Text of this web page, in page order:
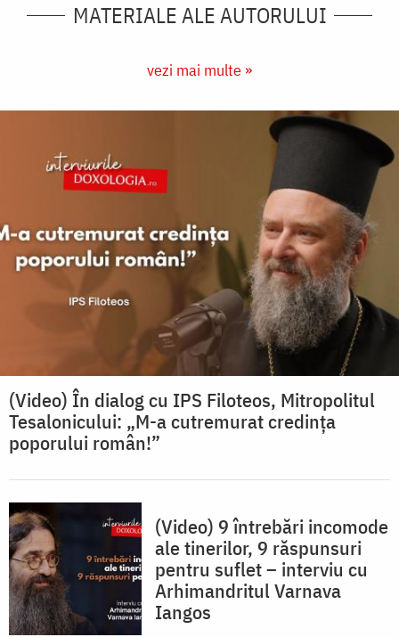
MATERIALE ALE AUTORULUI
vezi mai multe »
(Video) În dialog cu IPS Filoteos, Mitropolitul
Tesalonicului: „M-a cutremurat credința
poporului român!”
(Video) 9 întrebări incomode
ale tinerilor, 9 răspunsuri
pentru suflet – interviu cu
Arhimandritul Varnava
Iangos